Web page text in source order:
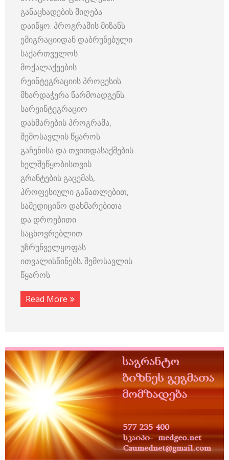
განაცხადების მიღება
დაიწყო. პროგრამის მიზანს
ემიგრაციიდან დაბრუნებული
საქართველოს
მოქალაქეების
რეინტეგრაციის პროცესის
მხარდაჭერა წარმოადგენს.
სარეინტეგრაციო
დახმარების პროგრამა,
შემოსავლის წყაროს
გაჩენისა და თვითდასაქმების
ხელშეწყობისთვის
გრანტების გაცემას,
პროფესიული განათლებით,
სამედიცინო დახმარებითა
და დროებითი
საცხოვრებლით
უზრუნველყოფას
ითვალისწინებს. შემოსავლის
წყაროს
Read More